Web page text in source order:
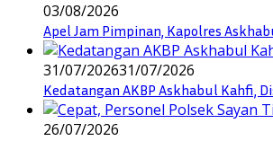
03/08/2026
Apel Jam Pimpinan, Kapolres
31/07/202631/07/2026
Kedatangan AKBP Askhabul Kahfi,
26/07/2026